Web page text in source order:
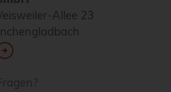
Cluster mit Ansible
Allee 23